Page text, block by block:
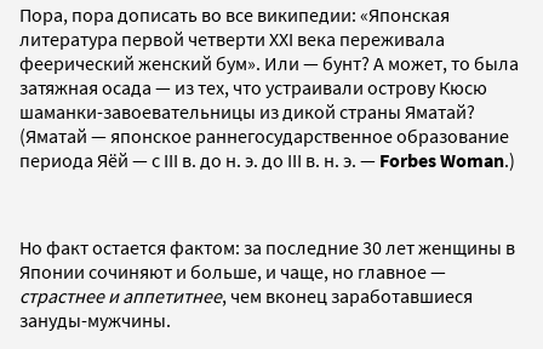
Пора, пора дописать во все википедии: «Японская
литература первой четверти XXI века переживала
феерический женский бум». Или — бунт? А может, то была
затяжная осада — из тех, что устраивали острову Кюсю
шаманки-завоевательницы из дикой страны Яматай?
(Яматай — японское раннегосударственное образование
периода Яёй — с III в. до н. э. до III в. н. э. — Forbes Woman.)
Но факт остается фактом: за последние 30 лет женщины в
Японии сочиняют и больше, и чаще, но главное —
страстнее и аппетитнее, чем вконец заработавшиеся
зануды-мужчины.